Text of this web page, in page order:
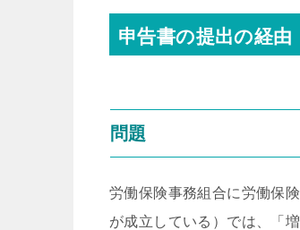
申告書の提出の経由
問題
労働保険事務組合に労働保
が成立している）では、「